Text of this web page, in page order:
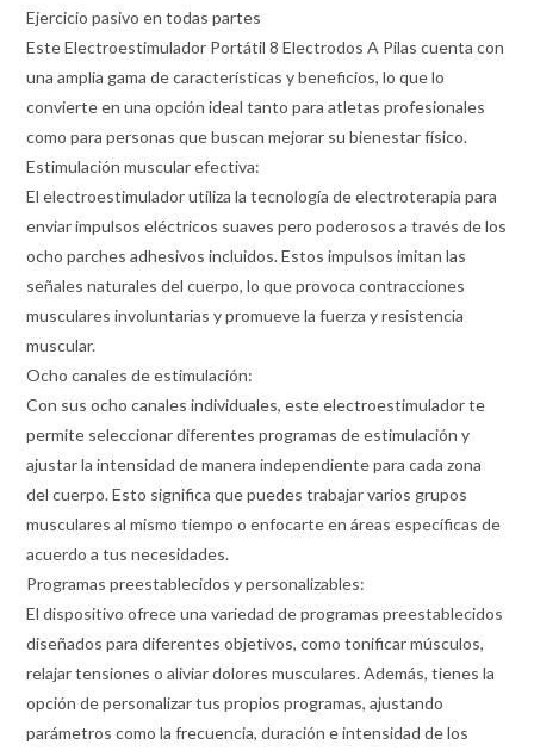
Ejercicio pasivo en todas partes
Este Electroestimulador Portátil 8 Electrodos A Pilas cuenta con
una amplia gama de características y beneficios, lo que lo
convierte en una opción ideal tanto para atletas profesionales
como para personas que buscan mejorar su bienestar físico.
Estimulación muscular efectiva:
El electroestimulador utiliza la tecnología de electroterapia para
enviar impulsos eléctricos suaves pero poderosos a través de los
ocho parches adhesivos incluidos. Estos impulsos imitan las
señales naturales del cuerpo, lo que provoca contracciones
musculares involuntarias y promueve la fuerza y resistencia
muscular.
Ocho canales de estimulación:
Con sus ocho canales individuales, este electroestimulador te
permite seleccionar diferentes programas de estimulación y
ajustar la intensidad de manera independiente para cada zona
del cuerpo. Esto significa que puedes trabajar varios grupos
musculares al mismo tiempo o enfocarte en áreas específicas de
acuerdo a tus necesidades.
Programas preestablecidos y personalizables:
El dispositivo ofrece una variedad de programas preestablecidos
diseñados para diferentes objetivos, como tonificar músculos,
relajar tensiones o aliviar dolores musculares. Además, tienes la
opción de personalizar tus propios programas, ajustando
parámetros como la frecuencia, duración e intensidad de los